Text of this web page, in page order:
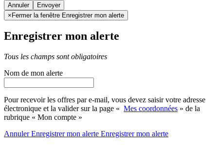
Annuler
×Fermer la fenêtre Enregistrer mon alerte
Enregistrer mon alerte
Tous les champs sont obligatoires
Nom de mon alerte
Pour recevoir les offres par e-mail, vous devez saisir votre adresse
électronique et la valider sur la page « Mes coordonnées » de la
rubrique « Mon compte »
AnnulerEnregistrer mon alerte Enregistrermon alerte